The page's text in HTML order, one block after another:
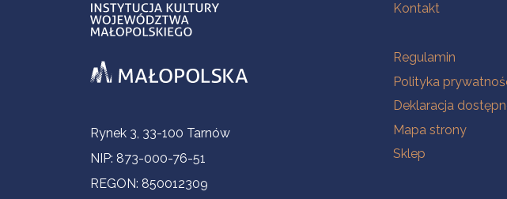
Informacje kontaktowe
Rynek 3, 33-100 Tarnów
NIP: 873-000-76-51
REGON: 850012309
Kontakt
Na skróty
Regulamin
Polityka
Deklaracja
Mapa strony
Sklep